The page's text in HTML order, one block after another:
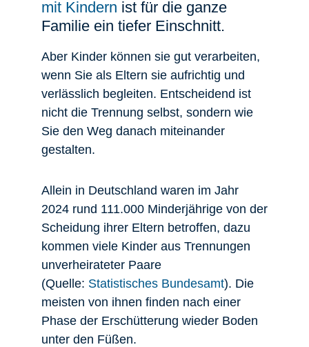
mit Kindern ist für die ganze
Familie ein tiefer Einschnitt.
Aber Kinder können sie gut verarbeiten,
wenn Sie als Eltern sie aufrichtig und
verlässlich begleiten. Entscheidend ist
nicht die Trennung selbst, sondern wie
Sie den Weg danach miteinander
gestalten.
Allein in Deutschland waren im Jahr
2024 rund 111.000 Minderjährige von der
Scheidung ihrer Eltern betroffen, dazu
kommen viele Kinder aus Trennungen
unverheirateter Paare
(Quelle: Statistisches Bundesamt). Die
meisten von ihnen finden nach einer
Phase der Erschütterung wieder Boden
unter den Füßen.